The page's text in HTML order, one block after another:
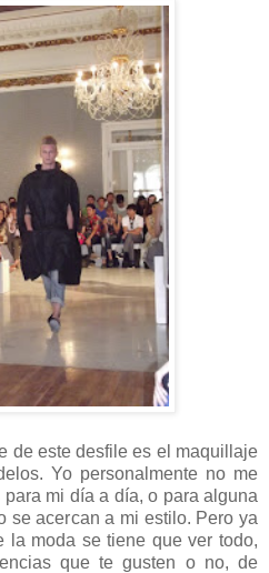
de este desfile es el maquillaje
Yo personalmente no me
mi día a día, o para alguna
se acercan a mi estilo. Pero ya
la moda se tiene que ver todo,
que te gusten o no, de